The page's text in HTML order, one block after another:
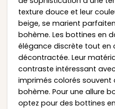
texture douce et leur
beige, se marient
bohème. Les bottines en
élégance discrète tout en
décontractée. Leur
contraste intéressant
imprimés colorés souvent
bohème. Pour une allure
optez pour des bottines